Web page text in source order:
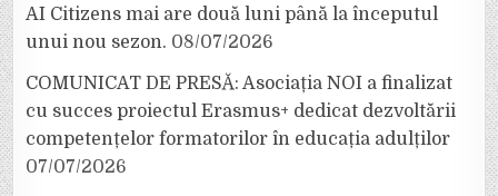
AI Citizens mai are două luni până la începutul
unui nou sezon. 08/07/2026
COMUNICAT DE PRESĂ: Asociația NOI a finalizat
cu succes proiectul Erasmus+ dedicat dezvoltării
competențelor formatorilor în educația adulților
07/07/2026